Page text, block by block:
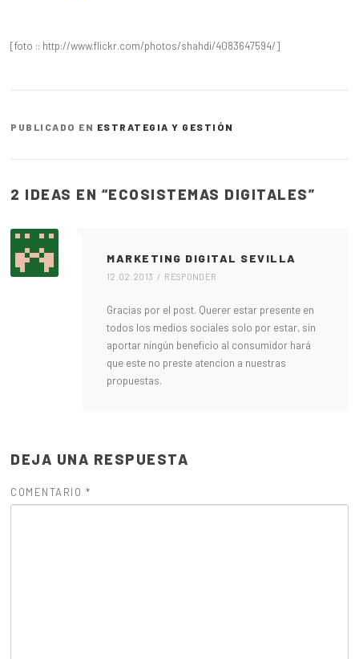
[foto :: http://www.flickr.com/photos/shahdi/4083647594/]
PUBLICADO EN ESTRATEGIA Y GESTIÓN
2 IDEAS EN “ECOSISTEMAS DIGITALES”
MARKETING DIGITAL SEVILLA
12.02.2013 RESPONDER
Gracias por el post. Querer estar presente en
todos los medios sociales solo por estar, sin
aportar ningún beneficio al consumidor hará
que este no preste atencion a nuestras
propuestas.
DEJA UNA RESPUESTA
COMENTARIO *